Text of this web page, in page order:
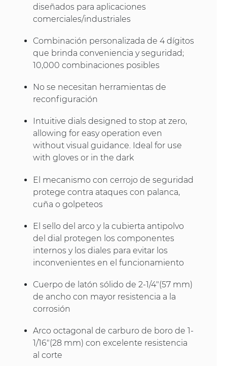
diseñados para aplicaciones
comerciales/industriales
Combinación personalizada de 4 dígitos
que brinda conveniencia y seguridad;
10,000 combinaciones posibles
No se necesitan herramientas de
reconfiguración
Intuitive dials designed to stop at zero,
allowing for easy operation even
without visual guidance. Ideal for use
with gloves or in the dark
El mecanismo con cerrojo de seguridad
protege contra ataques con palanca,
cuña o golpeteos
El sello del arco y la cubierta antipolvo
del dial protegen los componentes
internos y los diales para evitar los
inconvenientes en el funcionamiento
Cuerpo de latón sólido de 2-1/4"(57 mm)
de ancho con mayor resistencia a la
corrosión
Arco octagonal de carburo de boro de 1-
1/16"(28 mm) con excelente resistencia
al corte